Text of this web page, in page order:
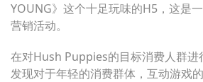
YOUNG》这个十足玩味的H5，这是
营销活动。
在对Hush Puppies的目标消费人群进
发现对于年轻的消费群体，互动游戏的